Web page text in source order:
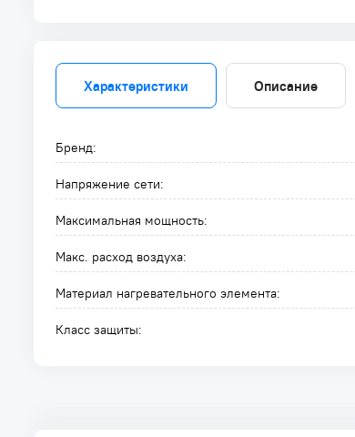
Характеристики Описание
Бренд:
Напряжение сети:
Максимальная мощность:
Макс. расход воздуха:
Материал нагревательного элемента:
Класс защиты: